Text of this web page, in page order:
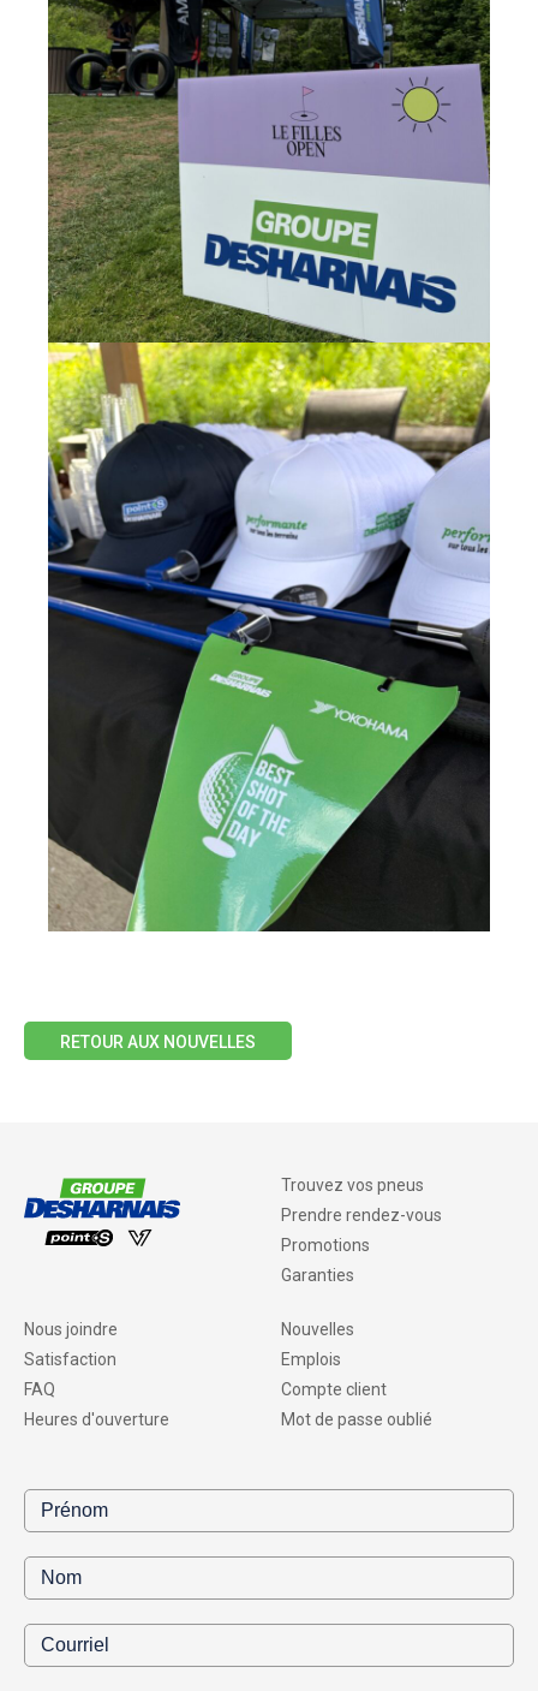
RETOUR AUX NOUVELLES
Trouvez vos pneus
Prendre rendez-vous
Promotions
Garanties
Nous joindre
Satisfaction
FAQ
Heures d'ouverture
Nouvelles
Emplois
Compte client
Mot de passe oublié